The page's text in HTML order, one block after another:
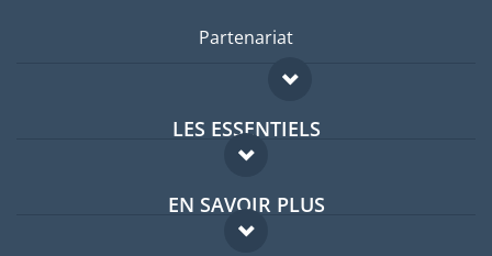
Partenariat
LES ESSENTIELS
Forum expatriés
Guides pays
EN SAVOIR PLUS
FAQ